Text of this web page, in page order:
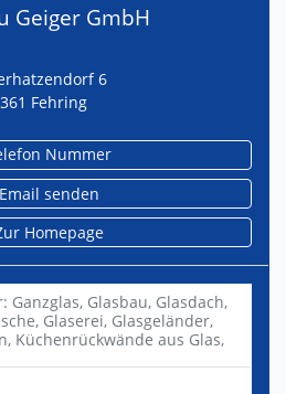
Geiger GmbH
6
Fehring
Nummer
senden
Homepage
Ganzglas, Glasbau, Glasdach,
Glaserei, Glasgeländer,
Küchenrückwände aus Glas,